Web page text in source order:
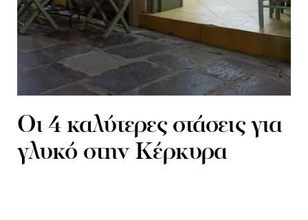
Οι 4 καλύτερες στάσεις για
γλυκό στην Κέρκυρα